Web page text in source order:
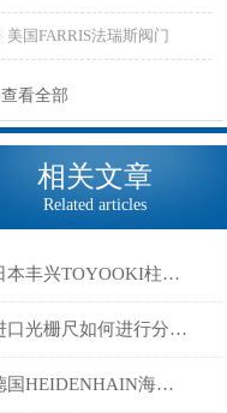
美国FARRIS法瑞斯阀门
查看全部
相关文章
Related articles
日本丰兴TOYOOKI柱塞泵选型与维护指南
进口光栅尺如何进行分类选择购买
德国HEIDENHAIN海德汉光栅尺的分类方式